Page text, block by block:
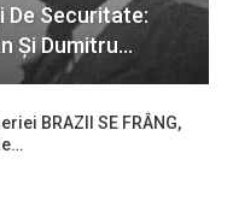
De Securitate:
Și Dumitru…
BRAZII SE FRÂNG,